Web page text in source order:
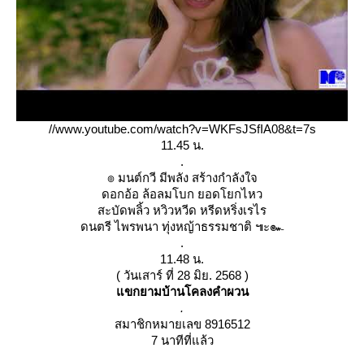
//www.youtube.com/watch?v=WKFsJSfIA08&t=7s
11.45 น.
.
๏ มนต์กวี มีพลัง สร้างกำลังใจ
ดอกอ้อ ล้อลมโบก ยอดโยกไหว
สะบัดพลิ้ว หวิวหวีด หรีดหริ่งเรไร
ดนตรี ไพรพนา ทุ่งหญ้าธรรมชาติ ๚ะ๛
.
11.48 น.
( วันเสาร์ ที่ 28 มิย. 2568 )
ขกยามบ้านโคลงคำผวน
.
สมาชิกหมายเลข 8916512
7 นาทีที่แล้ว